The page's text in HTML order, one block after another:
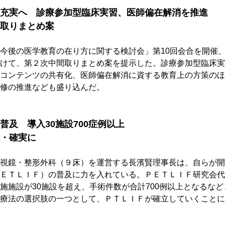
実へ　診療参加型臨床実習、医師偏在解消を推進
りまとめ案
の医学教育の在り方に関する検討会」第10回会合を開催
て、第２次中間取りまとめ案を提示した。診療参加型臨床
ンテンツの共有化、医師偏在解消に資する教育上の方策の
の推進なども盛り込んだ。
及　導入30施設700症例以上
確実に
・整形外科（９床）を運営する長濱賢理事長は、自らが
ＴＬＩＦ）の普及に力を入れている。ＰＥＴＬＩＦ研究会
施設が30施設を超え、手術件数が合計700例以上となるな
法の選択肢の一つとして、ＰＴＬＩＦが確立していくこと